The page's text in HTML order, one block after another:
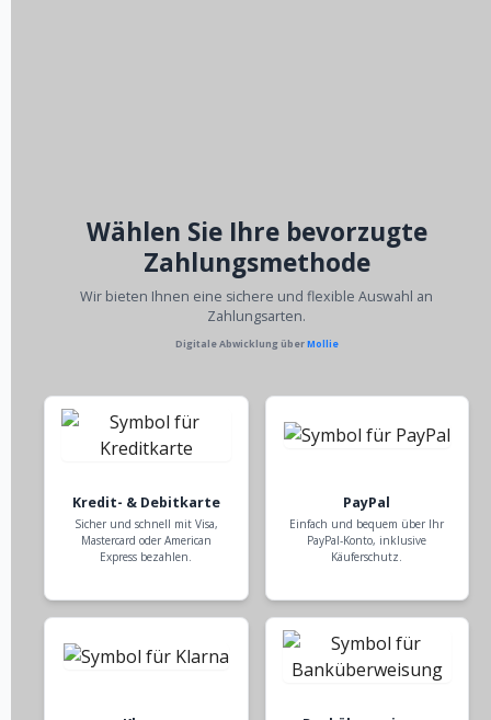
Wählen Sie Ihre bevorzugte
Zahlungsmethode
Wir bieten Ihnen eine sichere und flexible Auswahl an
Zahlungsarten.
Digitale Abwicklung überMollie
Kredit- & Debitkarte
Sicher und schnell mit Visa,
Mastercard oder American
Express bezahlen.
PayPal
Einfach und bequem über Ihr
PayPal-Konto, inklusive
Käuferschutz.